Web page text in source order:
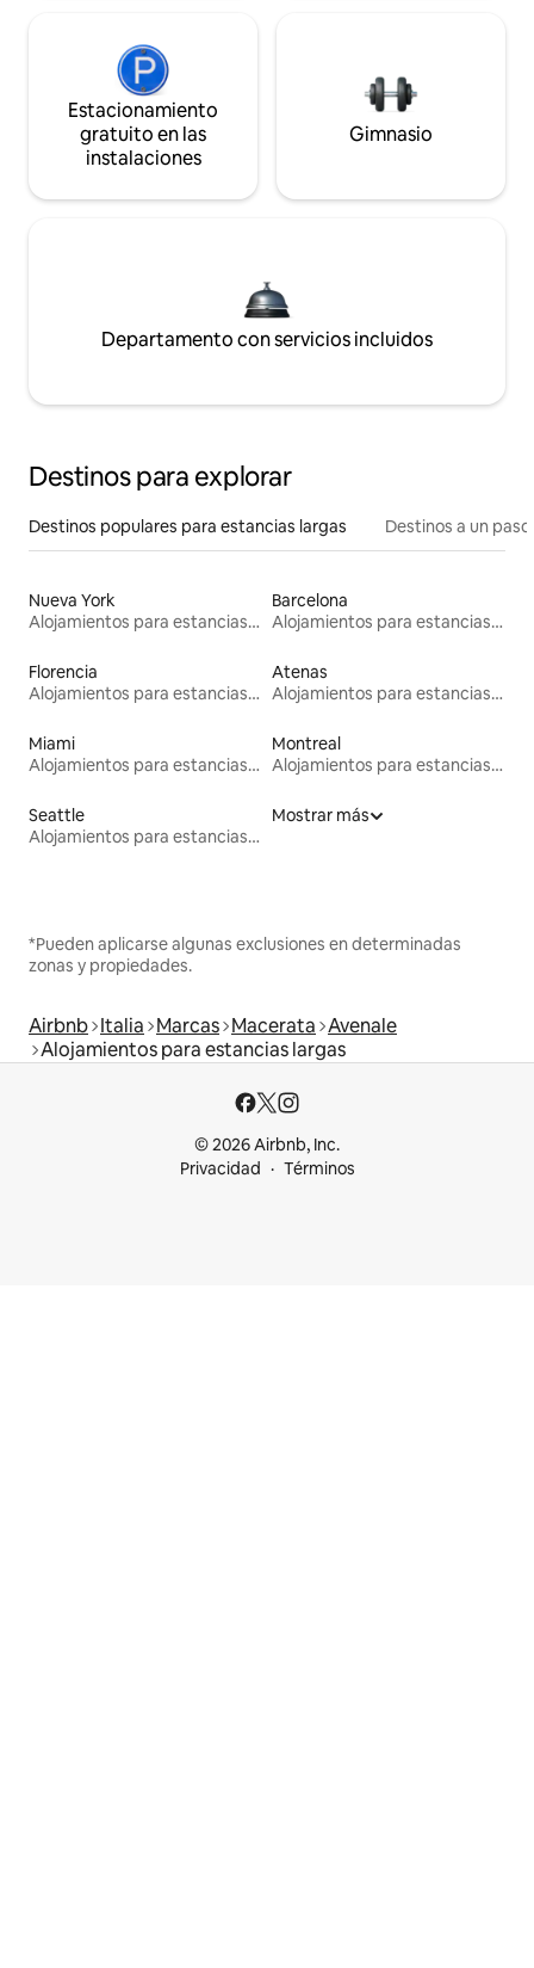
Estacionamiento
gratuito en las
instalaciones
Gimnasio
Departamento con servicios incluidos
Destinos para explorar
Destinos populares para estancias largas Destinos a un
Nueva York
Alojamientos para estancias largas
Barcelona
Alojamientos para estancias largas
Florencia
Alojamientos para estancias largas
Atenas
Alojamientos para estancias largas
Miami
Alojamientos para estancias largas
Montreal
Alojamientos para estancias largas
Seattle
Alojamientos para estancias largas
Mostrar más
*Pueden aplicarse algunas exclusiones en determinadas
zonas y propiedades.
Airbnb Italia Marcas Macerata Avenale
Alojamientos para estancias largas
© 2026 Airbnb, Inc.
Privacidad
Términos